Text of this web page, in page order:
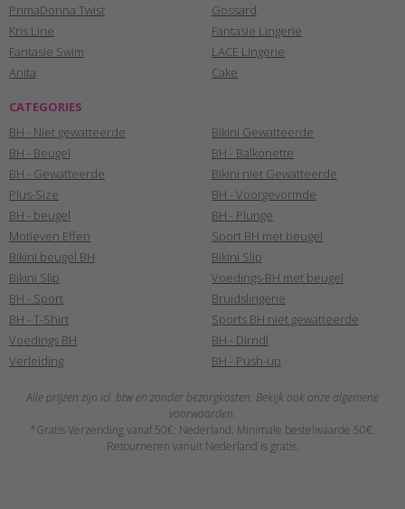
PrimaDonna Twist
Kris Line
Fantasie Swim
Anita
Gossard
Fantasie Lingerie
LACE Lingerie
Cake
CATEGORIES
BH - Niet gewatteerde
BH - Beugel
BH - Gewatteerde
Plus-Size
BH - beugel
Motieven Effen
Bikini beugel BH
Bikini Slip
BH - Sport
BH - T-Shirt
Voedings BH
Verleiding
Bikini Gewatteerde
BH - Balkonette
Bikini niet Gewatteerde
BH - Voorgevormde
BH - Plunge
Sport BH met beugel
Bikini Slip
Voedings-BH met beugel
Bruidslingerie
Sports BH niet gewatteerde
BH - Dirndl
BH - Push-up
Alle prijzen zijn icl. btw en zonder bezorgkosten. Bekijk ook onze algemene
voorwaarden.
*Gratis Verzending vanaf 50€: Nederland. Minimale bestelwaarde 50€.
Retourneren vanuit Nederland is gratis.